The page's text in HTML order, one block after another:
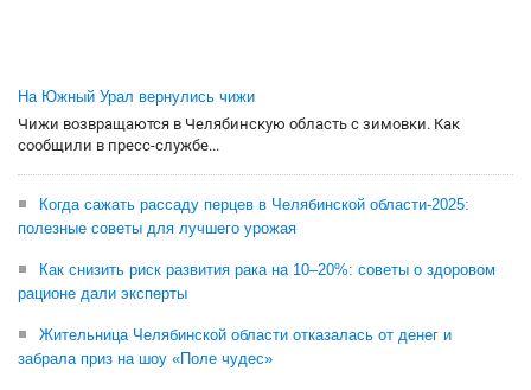
На Южный Урал вернулись чижи
Чижи возвращаются в Челябинскую область с зимовки. Как
сообщили в пресс-службе...
Когда сажать рассаду перцев в Челябинской области-2025:
полезные советы для лучшего урожая
Как снизить риск развития рака на 10–20%: советы о здоровом
рационе дали эксперты
Жительница Челябинской области отказалась от денег и
забрала приз на шоу «Поле чудес»